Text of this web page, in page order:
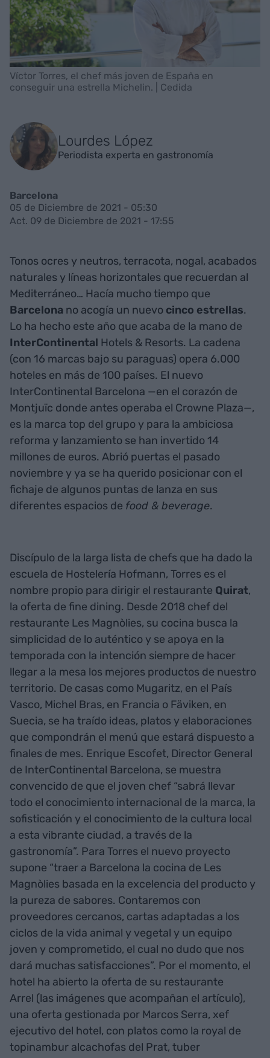
Víctor Torres, el chef más joven de España en
conseguir una estrella Michelin. | Cedida
Lourdes López
Periodista experta en gastronomía
Barcelona
05 de Diciembre de 2021 - 05:30
Act. 09 de Diciembre de 2021 - 17:55
Tonos ocres y neutros, terracota, nogal, acabados
naturales y líneas horizontales que recuerdan al
Mediterráneo… Hacía mucho tiempo que
Barcelona no acogía un nuevo cinco estrellas.
Lo ha hecho este año que acaba de la mano de
InterContinental Hotels & Resorts. La cadena
(con 16 marcas bajo su paraguas) opera 6.000
hoteles en más de 100 países. El nuevo
InterContinental Barcelona —en el corazón de
Montjuïc donde antes operaba el Crowne Plaza—,
es la marca top del grupo y para la ambiciosa
reforma y lanzamiento se han invertido 14
millones de euros. Abrió puertas el pasado
noviembre y ya se ha querido posicionar con el
fichaje de algunos puntas de lanza en sus
diferentes espacios de food & beverage.
Discípulo de la larga lista de chefs que ha dado la
escuela de Hostelería Hofmann, Torres es el
nombre propio para dirigir el restaurante Quirat,
la oferta de fine dining. Desde 2018 chef del
restaurante Les Magnòlies, su cocina busca la
simplicidad de lo auténtico y se apoya en la
temporada con la intención siempre de hacer
llegar a la mesa los mejores productos de nuestro
territorio. De casas como Mugaritz, en el País
Vasco, Michel Bras, en Francia o Fäviken, en
Suecia, se ha traído ideas, platos y elaboraciones
que compondrán el menú que estará dispuesto a
finales de mes. Enrique Escofet, Director General
de InterContinental Barcelona, se muestra
convencido de que el joven chef “sabrá llevar
todo el conocimiento internacional de la marca, la
sofisticación y el conocimiento de la cultura local
a esta vibrante ciudad, a través de la
gastronomía”. Para Torres el nuevo proyecto
supone “traer a Barcelona la cocina de Les
Magnòlies basada en la excelencia del producto y
la pureza de sabores. Contaremos con
proveedores cercanos, cartas adaptadas a los
ciclos de la vida animal y vegetal y un equipo
joven y comprometido, el cual no dudo que nos
dará muchas satisfacciones”. Por el momento, el
hotel ha abierto la oferta de su restaurante
Arrel (las imágenes que acompañan el artículo),
una oferta gestionada por Marcos Serra, xef
ejecutivo del hotel, con platos como la royal de
topinambur alcachofas del Prat, tuber